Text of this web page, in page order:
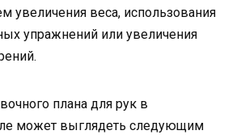
увеличения веса, использования
упражнений или увеличения
плана для рук в
может выглядеть следующим